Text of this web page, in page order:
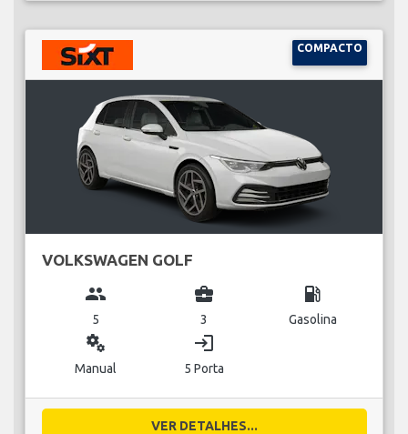
COMPACTO
VOLKSWAGEN GOLF
group
5
business_center
3
local_gas_station
Gasolina
miscellaneous_services
Manual
login
5 Porta
VER DETALHES...